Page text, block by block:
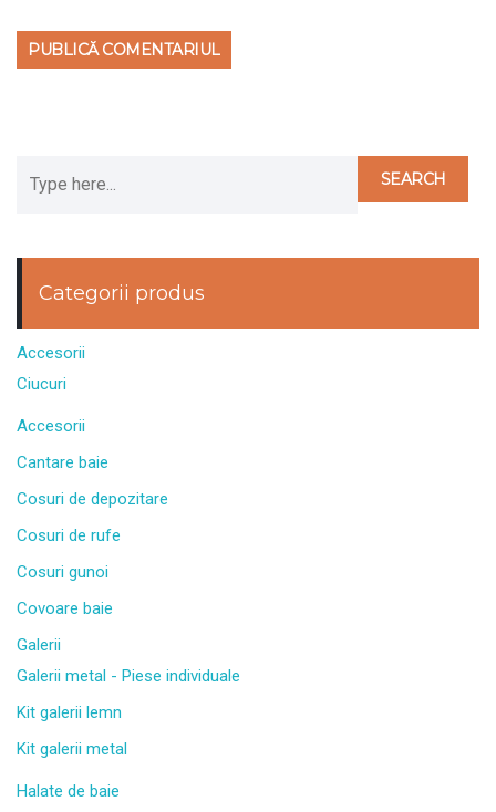
Categorii produs
Accesorii
Ciucuri
Accesorii
Cantare baie
Cosuri de depozitare
Cosuri de rufe
Cosuri gunoi
Covoare baie
Galerii
Galerii metal - Piese individuale
Kit galerii lemn
Kit galerii metal
Halate de baie